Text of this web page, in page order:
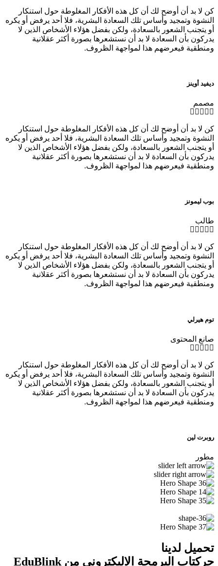
كن لا بد أن أوضح لك أن كل هذه الأفكار المغلوطة حول استنكار
النشوة وتمجيد وأساس تلك السعادة البشرية، فلا أحد يرفض أو يكره
أو يتجنب الشعور بالسعادة، ولكن بفضل هؤلاء الأشخاص الذين لا
يدركون بأن السعادة لا بد أن نستشعرها بصورة أكثر عقلانية
ومنطقية فيعرضهم هذا لمواجهة الظروف.
ديفيد أوينز
مصمم
كن لا بد أن أوضح لك أن كل هذه الأفكار المغلوطة حول استنكار
النشوة وتمجيد وأساس تلك السعادة البشرية، فلا أحد يرفض أو يكره
أو يتجنب الشعور بالسعادة، ولكن بفضل هؤلاء الأشخاص الذين لا
يدركون بأن السعادة لا بد أن نستشعرها بصورة أكثر عقلانية
ومنطقية فيعرضهم هذا لمواجهة الظروف.
بوب ليمونز
طالب
كن لا بد أن أوضح لك أن كل هذه الأفكار المغلوطة حول استنكار
النشوة وتمجيد وأساس تلك السعادة البشرية، فلا أحد يرفض أو يكره
أو يتجنب الشعور بالسعادة، ولكن بفضل هؤلاء الأشخاص الذين لا
يدركون بأن السعادة لا بد أن نستشعرها بصورة أكثر عقلانية
ومنطقية فيعرضهم هذا لمواجهة الظروف.
توم هيرلي
صانع المحتوى
كن لا بد أن أوضح لك أن كل هذه الأفكار المغلوطة حول استنكار
النشوة وتمجيد وأساس تلك السعادة البشرية، فلا أحد يرفض أو يكره
أو يتجنب الشعور بالسعادة، ولكن بفضل هؤلاء الأشخاص الذين لا
يدركون بأن السعادة لا بد أن نستشعرها بصورة أكثر عقلانية
ومنطقية فيعرضهم هذا لمواجهة الظروف.
روبرت لين
مطور
تحميل لدينا
حركتاب البرمجة الاليكتروني من EduBlink